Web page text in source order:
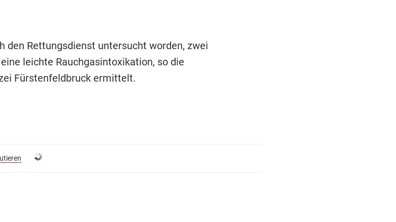
den Rettungsdienst untersucht worden, zwei
leichte Rauchgasintoxikation, so die
Fürstenfeldbruck ermittelt.